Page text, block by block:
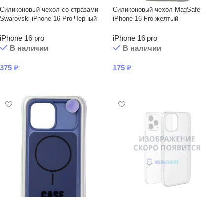
Силиконовый чехол со стразами
Swarovski iPhone 16 Pro Черный
iPhone 16 pro
В наличии
375 ₽
Силиконовый чехол MagSafe
iPhone 16 Pro желтый
iPhone 16 pro
В наличии
175 ₽